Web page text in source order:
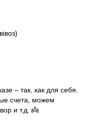
– так, как для себя.
счета, можем
и т.д. 👼